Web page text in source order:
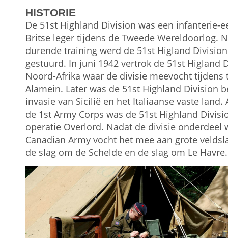
HISTORIE
De 51st Highland Division was een infanterie-
Britse leger tijdens de Tweede Wereldoorlog.
durende training werd de 51st Higland
gestuurd. In juni 1942 vertrok de 51st Higland
Noord-Afrika waar de divisie meevocht tijdens
Alamein. Later was de 51st Highland Division
invasie van Sicilië en het Italiaanse vaste land.
de 1st Army Corps was de 51st Highland
operatie Overlord. Nadat de divisie onderdeel
Canadian Army vocht het mee aan grote
de slag om de Schelde en de slag om Le Havre.